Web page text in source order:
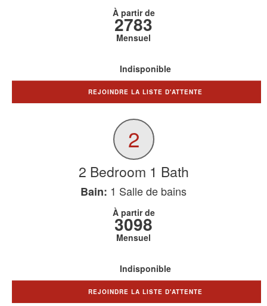
À partir de
2783
Mensuel
Indisponible
REJOINDRE LA LISTE D'ATTENTE
2
2 Bedroom 1 Bath
Bain: 1 Salle de bains
À partir de
3098
Mensuel
Indisponible
REJOINDRE LA LISTE D'ATTENTE